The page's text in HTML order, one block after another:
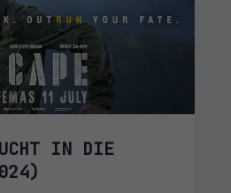
IN DIE